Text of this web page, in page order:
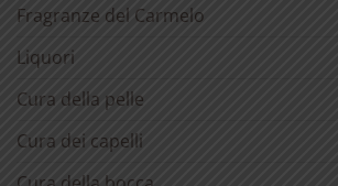
Fragranze del Carmelo
Liquori
Cura della pelle
Cura dei capelli